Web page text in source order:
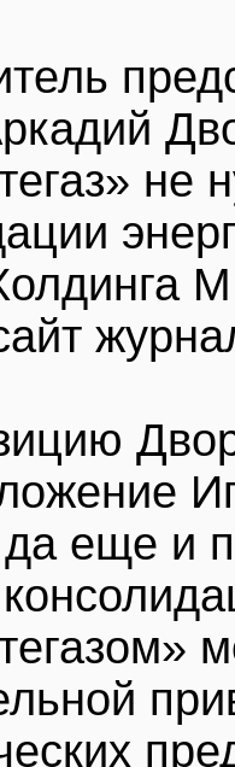
не
еще и